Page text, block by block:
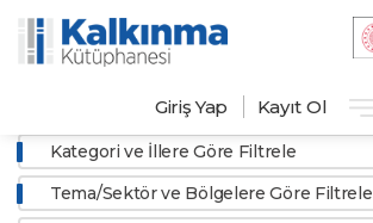
Giriş Yap Kayıt Ol
Kategori ve İllere Göre Filtrele
Tema/Sektör ve Bölgelere Göre Filtrele